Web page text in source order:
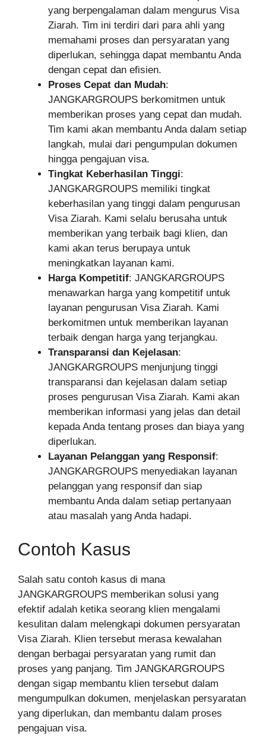
yang berpengalaman dalam mengurus Visa
Ziarah. Tim ini terdiri dari para ahli yang
memahami proses dan persyaratan yang
diperlukan, sehingga dapat membantu Anda
dengan cepat dan efisien.
Proses Cepat dan Mudah:
JANGKARGROUPS berkomitmen untuk
memberikan proses yang cepat dan mudah.
Tim kami akan membantu Anda dalam setiap
langkah, mulai dari pengumpulan dokumen
hingga pengajuan visa.
Tingkat Keberhasilan Tinggi:
JANGKARGROUPS memiliki tingkat
keberhasilan yang tinggi dalam pengurusan
Visa Ziarah. Kami selalu berusaha untuk
memberikan yang terbaik bagi klien, dan
kami akan terus berupaya untuk
meningkatkan layanan kami.
Harga Kompetitif: JANGKARGROUPS
menawarkan harga yang kompetitif untuk
layanan pengurusan Visa Ziarah. Kami
berkomitmen untuk memberikan layanan
terbaik dengan harga yang terjangkau.
Transparansi dan Kejelasan:
JANGKARGROUPS menjunjung tinggi
transparansi dan kejelasan dalam setiap
proses pengurusan Visa Ziarah. Kami akan
memberikan informasi yang jelas dan detail
kepada Anda tentang proses dan biaya yang
diperlukan.
Layanan Pelanggan yang Responsif:
JANGKARGROUPS menyediakan layanan
pelanggan yang responsif dan siap
membantu Anda dalam setiap pertanyaan
atau masalah yang Anda hadapi.
Contoh Kasus
Salah satu contoh kasus di mana
JANGKARGROUPS memberikan solusi yang
efektif adalah ketika seorang klien mengalami
kesulitan dalam melengkapi dokumen persyaratan
Visa Ziarah. Klien tersebut merasa kewalahan
dengan berbagai persyaratan yang rumit dan
proses yang panjang. Tim JANGKARGROUPS
dengan sigap membantu klien tersebut dalam
mengumpulkan dokumen, menjelaskan persyaratan
yang diperlukan, dan membantu dalam proses
pengajuan visa.